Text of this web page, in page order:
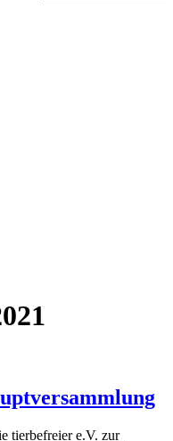
tierbefreier e.V. zur